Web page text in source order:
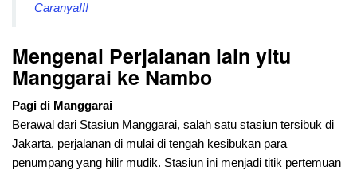
Caranya!!!
Mengenal Perjalanan lain yitu
Manggarai ke Nambo
Pagi di Manggarai
Berawal dari Stasiun Manggarai, salah satu stasiun tersibuk di
Jakarta, perjalanan di mulai di tengah kesibukan para
penumpang yang hilir mudik. Stasiun ini menjadi titik pertemuan